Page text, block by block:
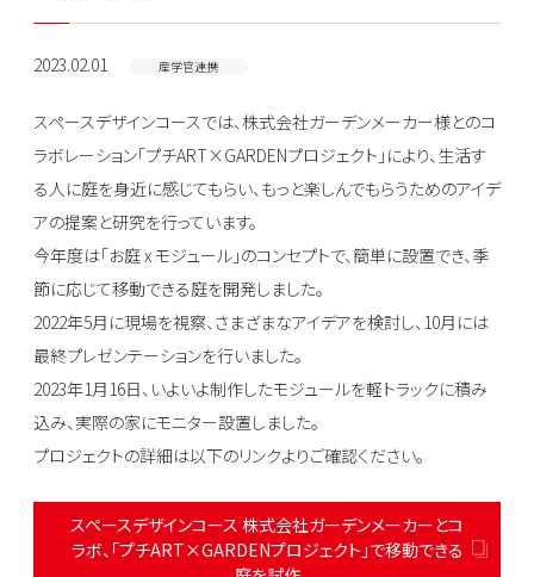
2023.02.01 産学官連携
スペースデザインコースでは、株式会社ガーデンメーカー様とのコ
ラボレーション「プチART×GARDENプロジェクト」により、生活す
る人に庭を身近に感じてもらい、もっと楽しんでもらうためのアイデ
アの提案と研究を行っています。
今年度は「お庭 x モジュール」のコンセプトで、簡単に設置でき、季
節に応じて移動できる庭を開発しました。
2022年5月に現場を視察、さまざまなアイデアを検討し、10月には
最終プレゼンテーションを行いました。
2023年1月16日、いよいよ制作したモジュールを軽トラックに積み
込み、実際の家にモニター設置しました。
プロジェクトの詳細は以下のリンクよりご確認ください。
スペースデザインコース 株式会社ガーデンメーカーとコ
ラボ、「プチART×GARDENプロジェクト」で移動できる